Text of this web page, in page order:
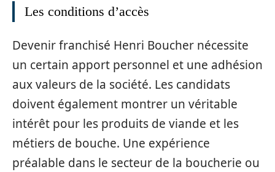
Les conditions d’accès
Devenir franchisé Henri Boucher nécessite
un certain apport personnel et une adhésion
aux valeurs de la société. Les candidats
doivent également montrer un véritable
intérêt pour les produits de viande et les
métiers de bouche. Une expérience
préalable dans le secteur de la boucherie ou